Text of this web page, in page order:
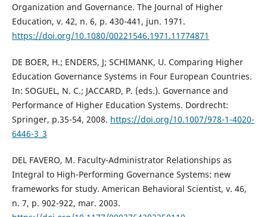
Organization and Governance. The Journal of Higher
Education, v. 42, n. 6, p. 430-441, jun. 1971.
https://doi.org/10.1080/00221546.1971.11774871
DE BOER, H.; ENDERS, J; SCHIMANK, U. Comparing Higher
Education Governance Systems in Four European Countries.
In: SOGUEL, N. C.; JACCARD, P. (eds.). Governance and
Performance of Higher Education Systems. Dordrecht:
Springer, p.35-54, 2008. https://doi.org/10.1007/978-1-4020-
6446-3_3
DEL FAVERO, M. Faculty-Administrator Relationships as
Integral to High-Performing Governance Systems: new
frameworks for study. American Behavioral Scientist, v. 46,
n. 7, p. 902-922, mar. 2003.